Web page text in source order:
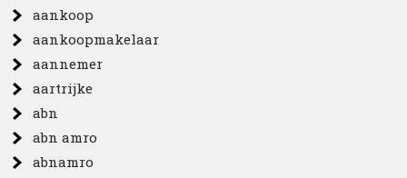
aankoop
aankoopmakelaar
aannemer
aartrijke
abn
abn amro
abnamro